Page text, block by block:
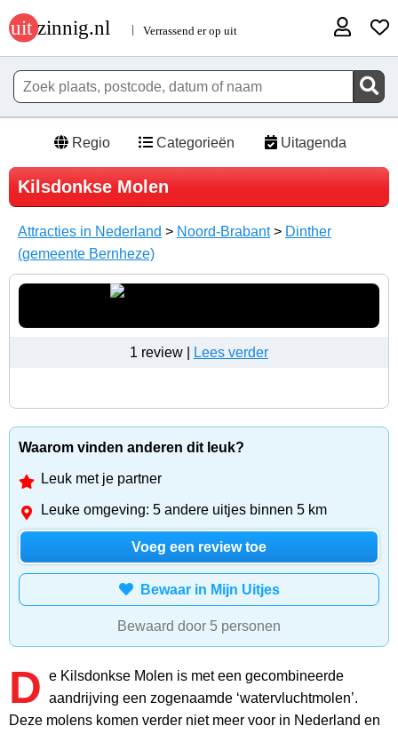
Regio Categorieën Uitagenda
Kilsdonkse Molen
Attracties in Nederland > Noord-Brabant> Dinther
(gemeente Bernheze)
1 review | Lees verder
Waarom vinden anderen dit leuk?
Leuk met je partner
Leuke omgeving: 5 andere uitjes binnen 5 km
Voeg een review toe
Bewaar in Mijn Uitjes
Bewaard door 5 personen
D e Kilsdonkse Molen is met een gecombineerde
aandrijving een zogenaamde ‘watervluchtmolen’.
Deze molens komen verder niet meer voor in Nederland en